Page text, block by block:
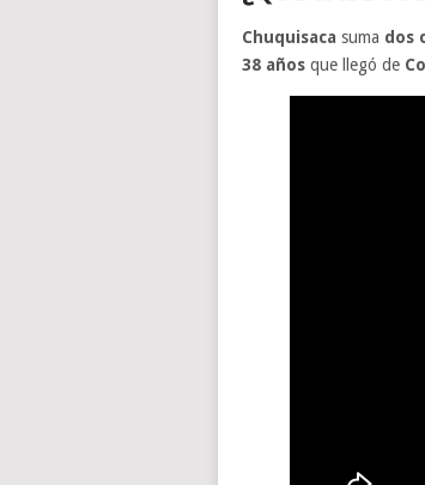
Chuquisaca suma dos
38 años que llegó de